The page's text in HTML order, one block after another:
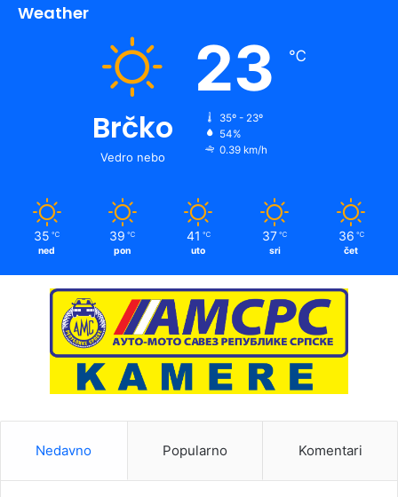
Weather
Brčko
Vedro nebo
23 ℃
35º - 23º
54%
0.39 km/h
35 ℃
ned
39 ℃
pon
41 ℃
uto
37 ℃
sri
36 ℃
čet
Nedavno Popularno Komentari